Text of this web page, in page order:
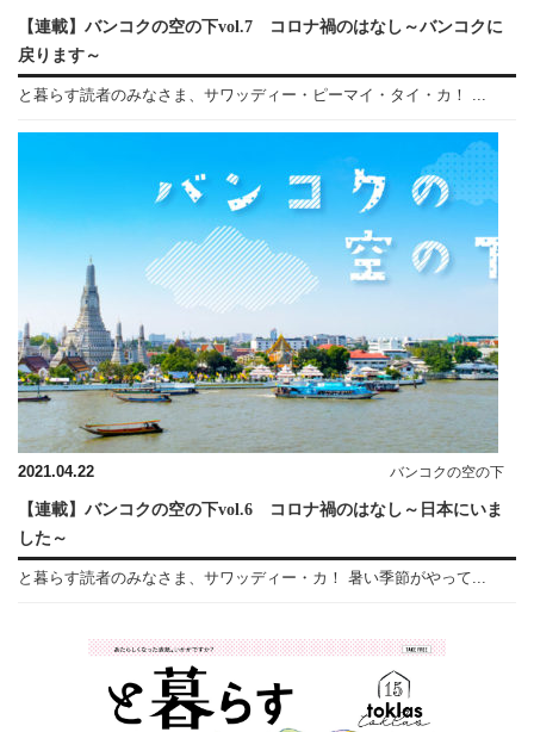
【連載】バンコクの空の下vol.7 コロナ禍のはなし～バンコクに
戻ります～
と暮らす読者のみなさま、サワッディー・ピーマイ・タイ・カ！ ...
2021.04.22 バンコクの空の下
【連載】バンコクの空の下vol.6 コロナ禍のはなし～日本にいま
した～
と暮らす読者のみなさま、サワッディー・カ！ 暑い季節がやって...